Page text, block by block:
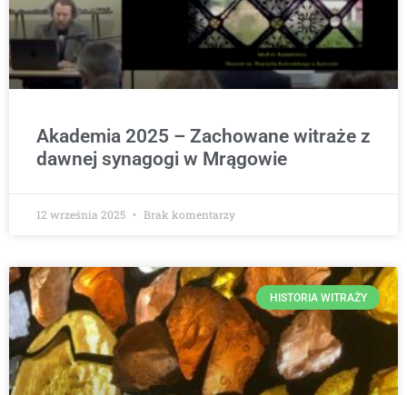
Akademia 2025 – Zachowane witraże z
dawnej synagogi w Mrągowie
12 września 2025 Brak komentarzy
HISTORIA WITRAŻY